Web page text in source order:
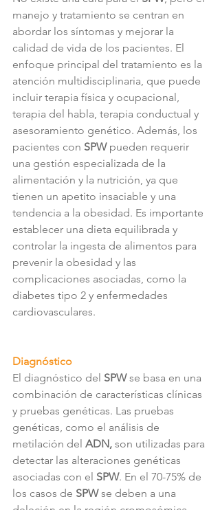
manejo y tratamiento se centran en
abordar los síntomas y mejorar la
calidad de vida de los pacientes. El
enfoque principal del tratamiento es la
atención multidisciplinaria, que puede
incluir terapia física y ocupacional,
terapia del habla, terapia conductual y
asesoramiento genético. Además, los
pacientes con SPW pueden requerir
una gestión especializada de la
alimentación y la nutrición, ya que
tienen un apetito insaciable y una
tendencia a la obesidad. Es importante
establecer una dieta equilibrada y
controlar la ingesta de alimentos para
prevenir la obesidad y las
complicaciones asociadas, como la
diabetes tipo 2 y enfermedades
cardiovasculares.
Diagnóstico
El diagnóstico del SPW se basa en una
combinación de características clínicas
y pruebas genéticas. Las pruebas
genéticas, como el análisis de
metilación del ADN, son utilizadas para
detectar las alteraciones genéticas
asociadas con el SPW. En el 70-75% de
los casos de SPW se deben a una